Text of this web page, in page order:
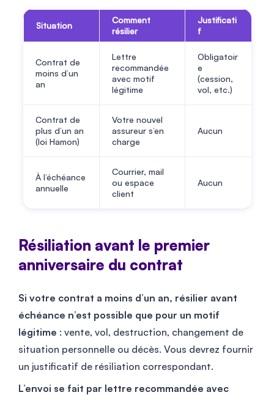
Situation
Comment
résilier
Justificati
f
Contrat de
moins d’un
an
Lettre
recommandée
avec motif
légitime
Obligatoir
e
(cession,
vol, etc.)
Contrat de
plus d’un an
(loi Hamon)
Votre nouvel
assureur s’en
charge
Aucun
À l’échéance
annuelle
Courrier, mail
ou espace
client
Aucun
Résiliation avant le premier
anniversaire du contrat
Si votre contrat a moins d’un an, résilier avant
échéance n’est possible que pour un motif
légitime : vente, vol, destruction, changement de
situation personnelle ou décès. Vous devrez fournir
un justificatif de résiliation correspondant.
L’envoi se fait par lettre recommandée avec